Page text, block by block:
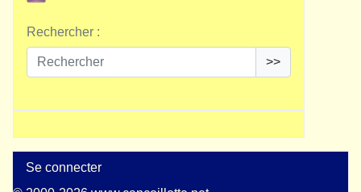
Rechercher :
>>
Se connecter